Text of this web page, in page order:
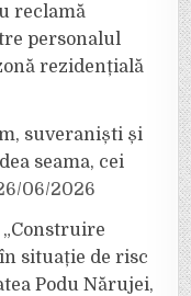
reclamă
personalul
rezidențială
suveraniști și
seama, cei
06/2026
situație de risc
Podu Nărujei,